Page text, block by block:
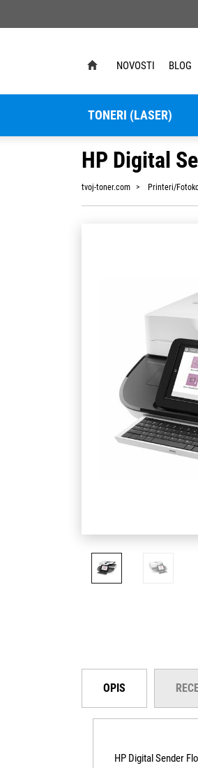
NOVOSTI BLOG
TONERI (LASER)
HP Digital
tvoj-toner.com Printeri/
OPIS
HP Digital Sender